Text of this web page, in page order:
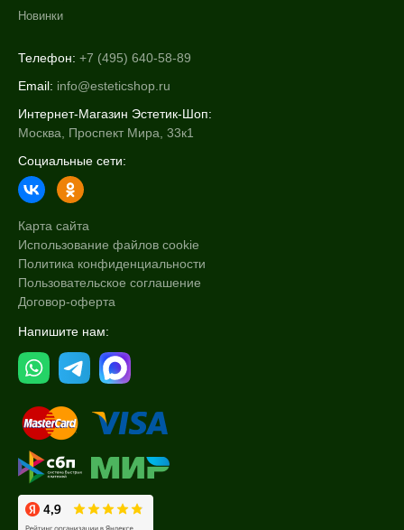
Новинки
Телефон: +7 (495) 640-58-89
Email: info@esteticshop.ru
Интернет-Магазин Эстетик-Шоп:
Москва, Проспект Мира, 33к1
Социальные сети:
Карта сайта
Использование файлов cookie
Политика конфиденциальности
Пользовательское соглашение
Договор-оферта
Напишите нам: